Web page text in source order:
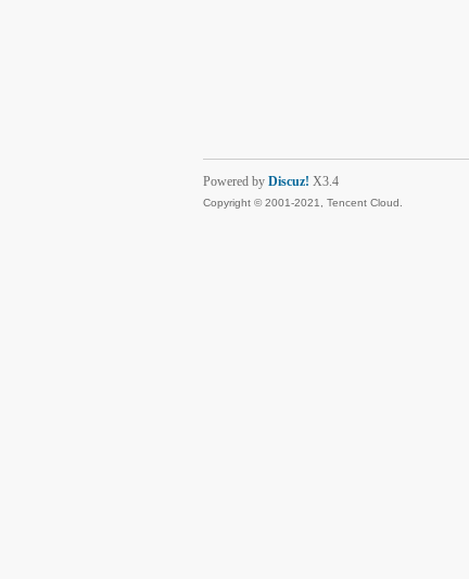
Powered by Discuz! X3.4
Copyright © 2001-2021, Tencent Cloud.